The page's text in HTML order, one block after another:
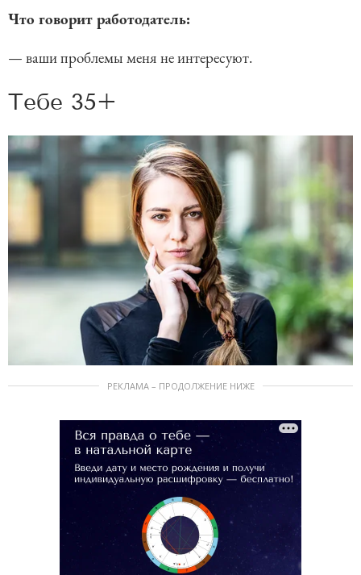
Что говорит работодатель:
— ваши проблемы меня не интересуют.
Тебе 35+
РЕКЛАМА – ПРОДОЛЖЕНИЕ НИЖЕ